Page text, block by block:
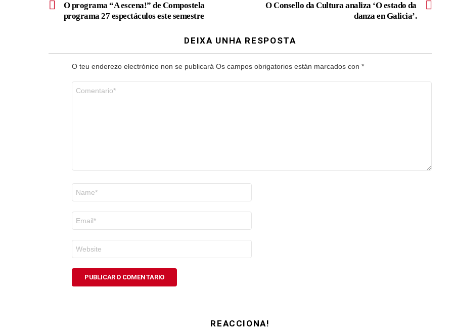
O programa “A escena!” de Compostela
programa 27 espectáculos este semestre
O Consello da Cultura analiza ‘O estado da
danza en Galicia’.
DEIXA UNHA RESPOSTA
O teu enderezo electrónico non se publicará Os campos obrigatorios están marcados con *
electrónico
*
REACCIONA!